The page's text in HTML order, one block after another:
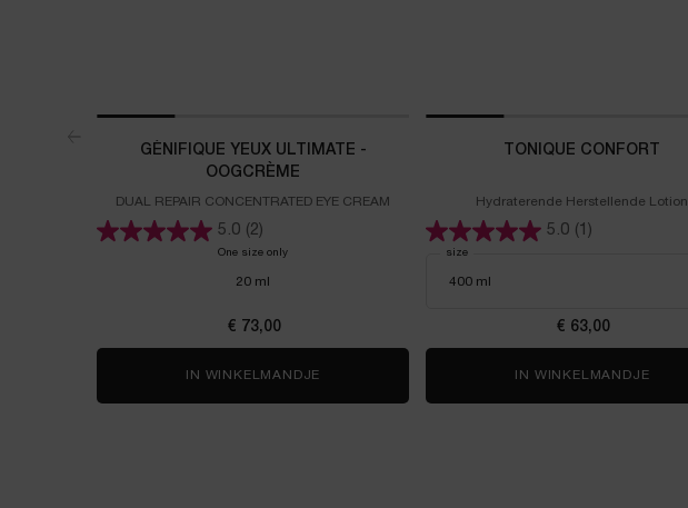
GÉNIFIQUE YEUX ULTIMATE -
OOGCRÈME
DUAL REPAIR CONCENTRATED EYE CREAM
5.0 (2)
One size only for GÉNIFIQUE YEUX ULTIMATE - OOGCRÈME
20 ml
€ 73,00
IN WINKELMANDJE GÉNIFIQUE YEUX ULTIMATE - OOGCRÈME
TONIQUE CONFORT
Hydraterende Herstellende Lotion
5.0 (1)
Select a
size
€ 63,00
IN WINKELMANDJE